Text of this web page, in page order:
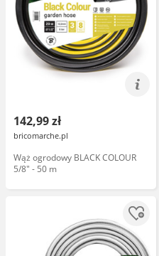
142,99 zł
bricomarche.pl
Wąż ogrodowy BLACK COLOUR
5/8" - 50 m